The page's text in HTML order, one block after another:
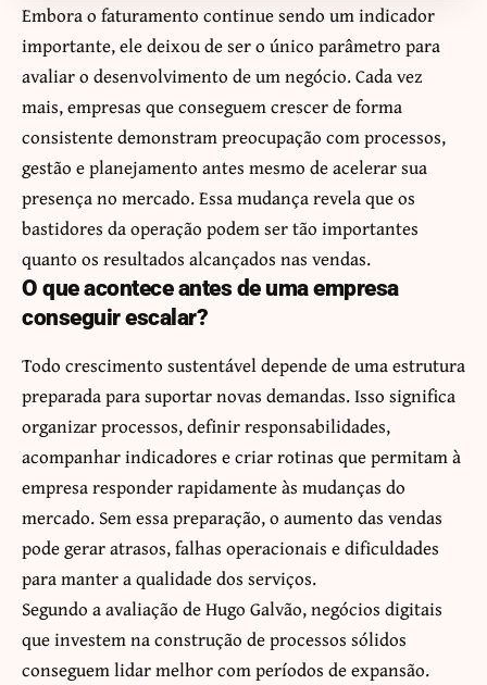
Embora o faturamento continue sendo um indicador
importante, ele deixou de ser o único parâmetro para
avaliar o desenvolvimento de um negócio. Cada vez
mais, empresas que conseguem crescer de forma
consistente demonstram preocupação com processos,
gestão e planejamento antes mesmo de acelerar sua
presença no mercado. Essa mudança revela que os
bastidores da operação podem ser tão importantes
quanto os resultados alcançados nas vendas.
O que acontece antes de uma empresa
conseguir escalar?
Todo crescimento sustentável depende de uma estrutura
preparada para suportar novas demandas. Isso significa
organizar processos, definir responsabilidades,
acompanhar indicadores e criar rotinas que permitam à
empresa responder rapidamente às mudanças do
mercado. Sem essa preparação, o aumento das vendas
pode gerar atrasos, falhas operacionais e dificuldades
para manter a qualidade dos serviços.
Segundo a avaliação de Hugo Galvão, negócios digitais
que investem na construção de processos sólidos
conseguem lidar melhor com períodos de expansão.